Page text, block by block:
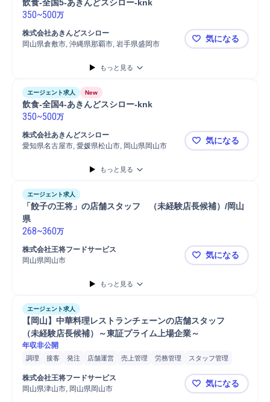
飲食-全国5-あきんどスシロー-knk
350~500万
株式会社あきんどスシロー
岡山県倉敷市, 沖縄県那覇市, 岩手県盛岡市
飲食-全国5-
気になる
もっと見る
エージェント求人 New
飲食-全国4-あきんどスシロー-knk
350~500万
株式会社あきんどスシロー
愛知県名古屋市, 愛媛県松山市, 岡山県岡山市
飲食-全国4-
気になる
もっと見る
エージェント求人
「餃子の王将」の店舗スタッフ　（未経験店長候補）/岡山
県
268~360万
株式会社王将フードサービス
岡山県岡山市
「餃子の王
気になる
もっと見る
エージェント求人
【岡山】中華料理レストランチェーンの店舗スタッフ
（未経験店長候補）～東証プライム上場企業～
年収非公開
調理 接客 発注 店舗運営 売上管理 労務管理 スタッフ管理
株式会社王将フードサービス
岡山県津山市, 岡山県岡山市
【岡山】中
気になる